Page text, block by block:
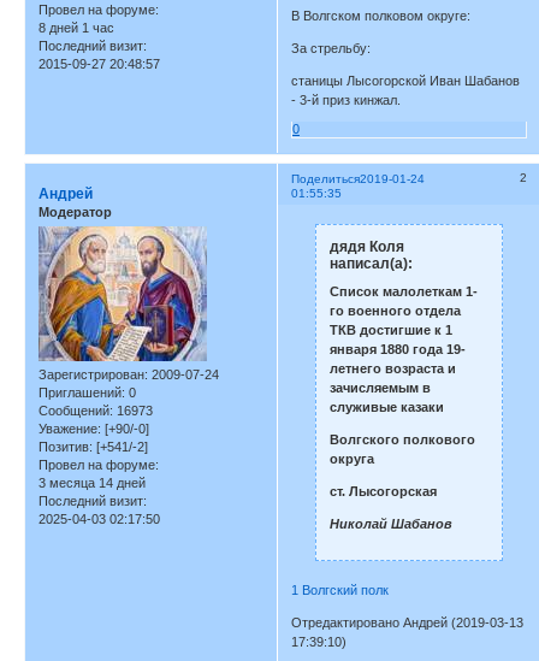
Провел на форуме:
8 дней 1 час
Последний визит:
2015-09-27 20:48:57
В Волгском полковом округе:
За стрельбу:
станицы Лысогорской Иван Шабанов
- 3-й приз кинжал.
0
Поделиться 2
2019-01-24
01:55:35
Андрей
Модератор
Зарегистрирован: 2009-07-24
Приглашений: 0
Сообщений: 16973
Уважение: [+90/-0]
Позитив: [+541/-2]
Провел на форуме:
3 месяца 14 дней
Последний визит:
2025-04-03 02:17:50
дядя Коля
написал(а):
Список малолеткам 1-
го военного отдела
ТКВ достигшие к 1
января 1880 года 19-
летнего возраста и
зачисляемым в
служивые казаки
Волгского полкового
округа
ст. Лысогорская
Николай Шабанов
1 Волгский полк
Отредактировано Андрей (2019-03-13
17:39:10)